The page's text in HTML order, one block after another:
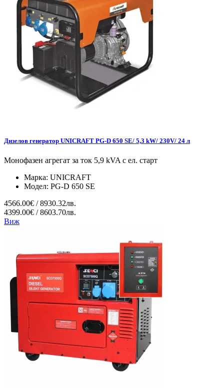
Дизелов генератор UNICRAFT PG-D 650 SE/ 5,3 kW/ 230V/ 24 л
Монофазен агрегат за ток 5,9 kVA с ел. старт
Марка: UNICRAFT
Модел: PG-D 650 SE
4566.00€ / 8930.32лв.
4399.00€ / 8603.70лв.
Виж